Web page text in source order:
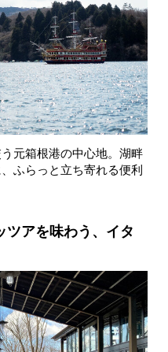
元箱根港の中心地。湖畔
ふらっと立ち寄れる便利
ツアを味わう、イタ